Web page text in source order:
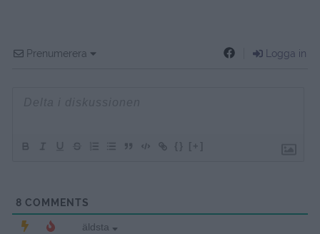
Prenumerera Logga in
{} [+]
8 COMMENTS
äldsta